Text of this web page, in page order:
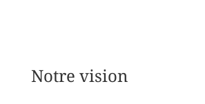
Notre vision